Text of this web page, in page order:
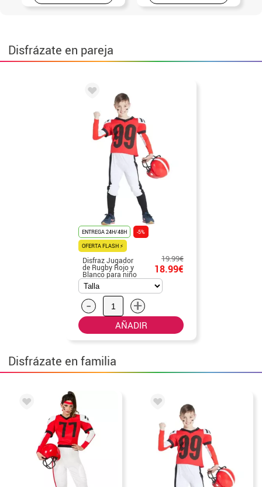
Disfrázate en pareja
ENTREGA 24H/48H
-5%
OFERTA FLASH ⚡
Disfraz Jugador
de Rugby Rojo y
Blanco para niño
19.99€
18.99€
- +
AÑADIR
Disfrázate en familia